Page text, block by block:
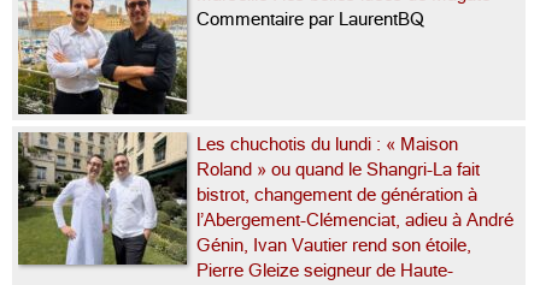
Commentaire par LaurentBQ
Les chuchotis du lundi : « Maison
Roland » ou quand le Shangri-La fait
bistrot, changement de génération à
l’Abergement-Clémenciat, adieu à André
Génin, Ivan Vautier rend son étoile,
Pierre Gleize seigneur de Haute-